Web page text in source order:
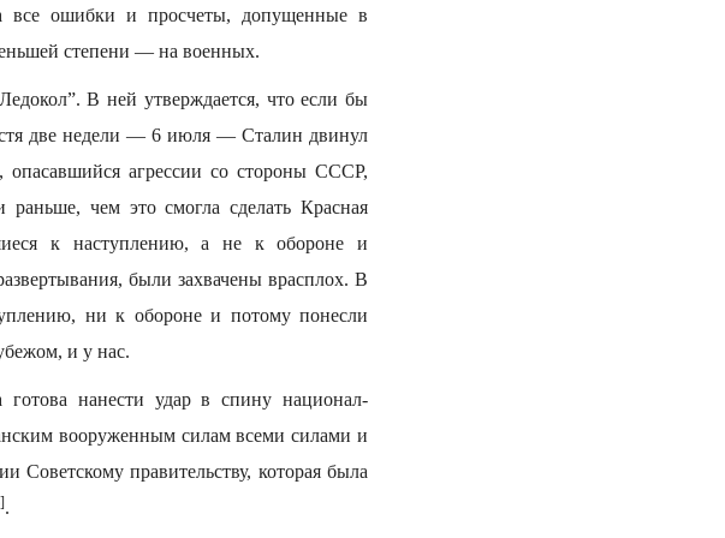
все ошибки и просчеты, допущенные в
степени — на военных.
В ней утверждается, что если бы
две недели — 6 июля — Сталин двинул
агрессии со стороны СССР,
чем это смогла сделать Красная
к наступлению, а не к обороне и
были захвачены врасплох. В
ни к обороне и потому понесли
и у нас.
нанести удар в спину национал-
вооруженным силам всеми силами и
Советскому правительству, которая была
.